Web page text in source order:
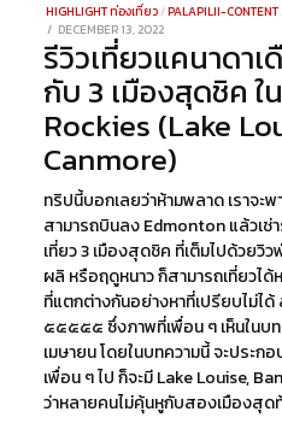
HIGHLIGHT ท่องเที่ยว /PALAPILII-CONTENT
POSTED
ON
DECEMBER 13, 2022
2022
รีวิวเที่ยวแคนาดา
กับ 3 เมืองสุดชิค ใ
Rockies (Lake
Canmore)
ทริปนี้บอกเลยว่าห้ามพลาด เราจะพ
สามารถบินลง Edmonton แล้วเช่
เที่ยว 3 เมืองสุดชิค ที่เต็มไปด้วยวิ
ผลิ หรือฤดูหนาว ก็สามารถเที่ยวไ
ที่แตกต่างกันอย่างหาที่เปรียบไม่ไ
๕๕๕๕๕ ซึ่งภาพที่เพื่อน ๆ เห็นในบท
เมษายน โดยในบทความนี้ จะประก
เพื่อน ๆ ไป ก็จะมี Lake Louise,
ว่าหลายคนไม่คุ้นหูกับสองเมืองสุด